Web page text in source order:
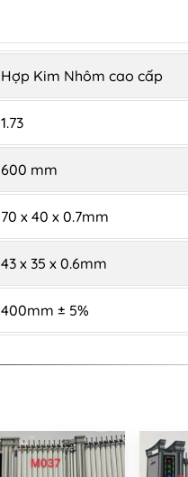
Hợp Kim Nhôm cao cấp
1.73
600 mm
70 x 40 x 0.7mm
43 x 35 x 0.6mm
400mm ± 5%